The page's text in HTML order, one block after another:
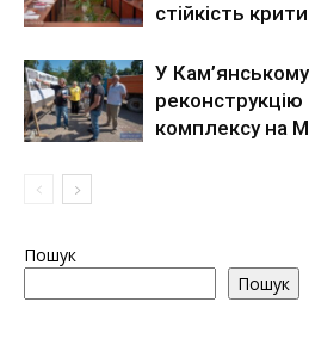
стійкість
У
комплексу на
Пошук
Пошук